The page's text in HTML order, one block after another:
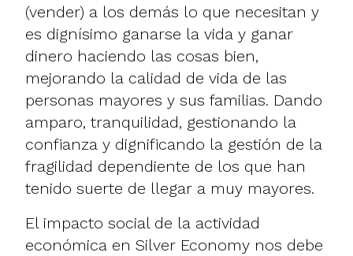
(vender) a los demás lo que necesitan y
es dignísimo ganarse la vida y ganar
dinero haciendo las cosas bien,
mejorando la calidad de vida de las
personas mayores y sus familias. Dando
amparo, tranquilidad, gestionando la
confianza y dignificando la gestión de la
fragilidad dependiente de los que han
tenido suerte de llegar a muy mayores.
El impacto social de la actividad
económica en Silver Economy nos debe